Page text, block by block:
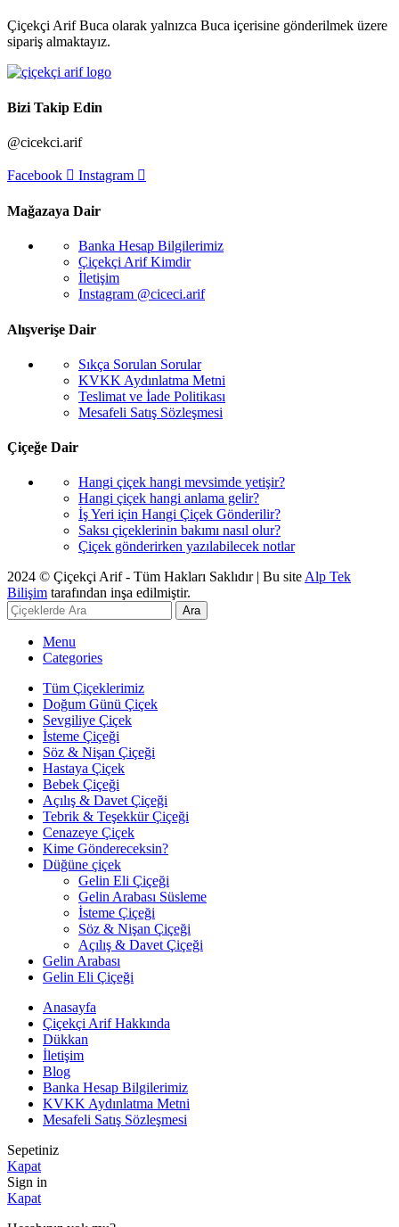
Çiçekçi Arif Buca olarak yalnızca Buca içerisine gönderilmek üzere
sipariş almaktayız.
Bizi Takip Edin
@cicekci.arif
Facebook Instagram
Mağazaya Dair
Banka Hesap Bilgilerimiz
Çiçekçi Arif Kimdir
İletişim
Instagram @ciceci.arif
Alışverişe Dair
Sıkça Sorulan Sorular
KVKK Aydınlatma Metni
Teslimat ve İade Politikası
Mesafeli Satış Sözleşmesi
Çiçeğe Dair
Hangi çiçek hangi mevsimde yetişir?
Hangi çiçek hangi anlama gelir?
İş Yeri için Hangi Çiçek Gönderilir?
Saksı çiçeklerinin bakımı nasıl olur?
Çiçek gönderirken yazılabilecek notlar
2024 © Çiçekçi Arif - Tüm Hakları Saklıdır | Bu siteAlp Tek
Bilişim tarafından inşa edilmiştir.
Ara
Menu
Categories
Tüm Çiçeklerimiz
Doğum Günü Çiçek
Sevgiliye Çiçek
İsteme Çiçeği
Söz & Nişan Çiçeği
Hastaya Çiçek
Bebek Çiçeği
Açılış & Davet Çiçeği
Tebrik & Teşekkür Çiçeği
Cenazeye Çiçek
Kime Göndereceksin?
Düğüne çiçek
Gelin Eli Çiçeği
Gelin Arabası Süsleme
İsteme Çiçeği
Söz & Nişan Çiçeği
Açılış & Davet Çiçeği
Gelin Arabası
Gelin Eli Çiçeği
Anasayfa
Çiçekçi Arif Hakkında
Dükkan
İletişim
Blog
Banka Hesap Bilgilerimiz
KVKK Aydınlatma Metni
Mesafeli Satış Sözleşmesi
Sepetiniz
Kapat
Sign in
Kapat